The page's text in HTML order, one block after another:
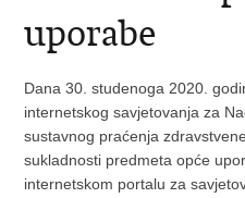
uporabe
Dana 30. studenoga 2020.
internetskog savjetovanja za
sustavnog praćenja
sukladnosti predmeta opće
internetskom portalu za